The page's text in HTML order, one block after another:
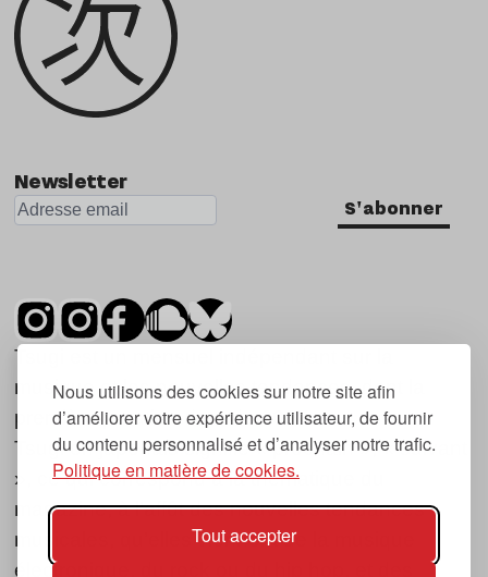
Nous utilisons des cookies sur notre site afin
d’améliorer votre expérience utilisateur, de fournir
du contenu personnalisé et d’analyser notre trafic.
Politique en matière de cookies.
Tout accepter
Newsletter
S'abonner
Tsugi est un mensuel indépendant sur la
musique et les nouvelles tendances, dont la
première parution date de 2007.
Tsugi en japonais signifie « prochain », « suivant
», ce qui correspond à la thématique du
magazine, à l’affût des nouvelles tendances
musicales, qu’elles viennent de la musique
électronique, du rock ou du hip hop, et des